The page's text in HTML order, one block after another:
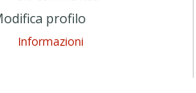
profilo
Informazioni